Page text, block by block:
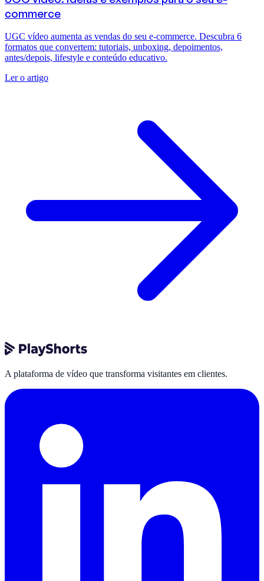
commerce
UGC vídeo aumenta as vendas do seu e-commerce. Descubra 6
formatos que convertem: tutoriais, unboxing, depoimentos,
antes/depois, lifestyle e conteúdo educativo.
Ler o artigo
A plataforma de vídeo que transforma visitantes em clientes.